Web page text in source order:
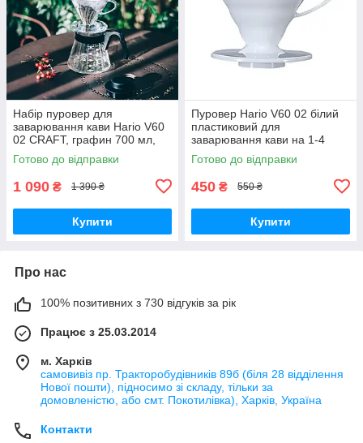
Набір пуровер для
заварювання кави Hario V60
02 CRAFT, графин 700 мл,
пуровер 02, 40 фільтрів, на 1-
4 чашки
Готово до відправки
1 090 ₴ 1 390 ₴
Купити
Пуровер Hario V60 02 білий
пластиковий для
заварювання кави на 1-4
чашки
Готово до відправки
450 ₴ 550 ₴
Купити
Про нас
100% позитивних з 730 відгуків за рік
Працює з 25.03.2014
м. Харків
самовивіз пр. Тракторобудівників 89б (біля 28 відділення
Нової пошти), підносимо зі складу, тільки за
домовленістю, або смт. Покотилівка), Харків, Україна
Контакти